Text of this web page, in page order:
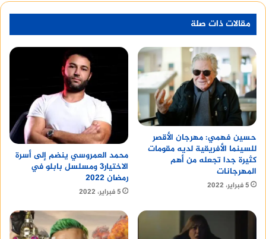
مقالات ذات صلة
حسين فهمي: مهرجان الأقصر
للسينما الأفريقية لديه مقومات
كثيرة جدا تجعله من أهم
المهرجانات
5 فبراير، 2022
محمد العمروسي ينضم إلى أسرة
الاختيار3 ومسلسل بابلو في
رمضان 2022
5 فبراير، 2022